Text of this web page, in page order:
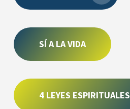
SÍ A LA VIDA
4 LEYES ESPIRITUALES